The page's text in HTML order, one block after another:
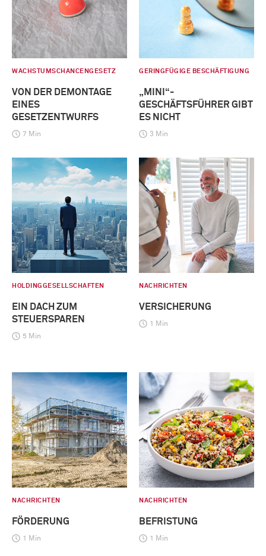
WACHSTUMSCHANCENGESETZ
VON DER DEMONTAGE
EINES
GESETZENTWURFS
7 Min
GERINGFÜGIGE BESCHÄFTIGUNG
„MINI“-
GESCHÄFTSFÜHRER GIBT
ES NICHT
3 Min
HOLDINGGESELLSCHAFTEN
EIN DACH ZUM
STEUERSPAREN
5 Min
NACHRICHTEN
VERSICHERUNG
1 Min
NACHRICHTEN
FÖRDERUNG
1 Min
NACHRICHTEN
BEFRISTUNG
1 Min